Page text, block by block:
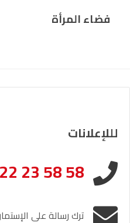
فضاء المرأة
لللإعلانات
23 58 58
ترك رسالة على